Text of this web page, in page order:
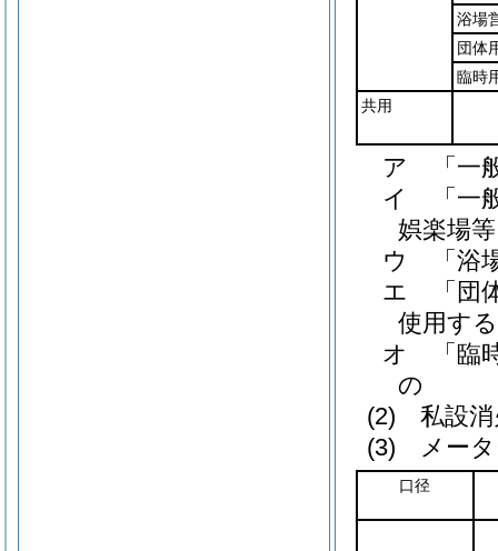
浴場
団体
臨時
共用
ア
「
イ
「
娯楽場
ウ
「
エ
「
使用す
オ
「
の
(2)
私設
(3)
メー
口径